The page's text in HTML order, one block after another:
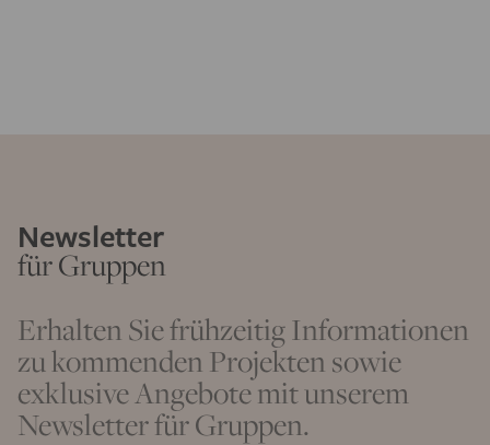
Newsletter
für Gruppen
Erhalten Sie frühzeitig Informationen
zu kommenden Projekten sowie
exklusive Angebote mit unserem
Newsletter für Gruppen.